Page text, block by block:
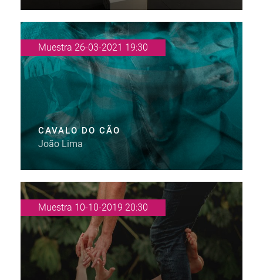
Muestra 26-03-2021 19:30
CAVALO DO CÃO
João Lima
Muestra 10-10-2019 20:30